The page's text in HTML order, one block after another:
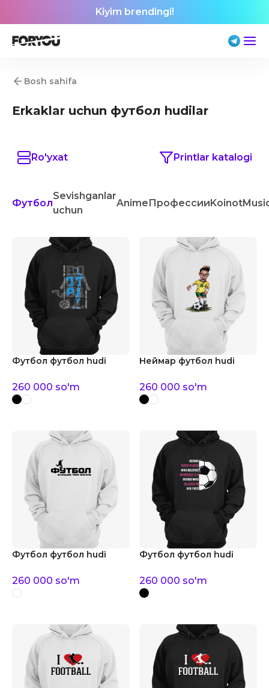
Kiyim brendingi!
Bosh sahifa
Erkaklar uchun футбол hudilar
Ro'yxat Printlar katalogi
Футбол
Sevishganlar
uchun
AnimeПрофессииKoinot
Футбол футбол hudi
260 000 so'm
Неймар футбол hudi
260 000 so'm
Футбол футбол hudi
260 000 so'm
Футбол футбол hudi
260 000 so'm